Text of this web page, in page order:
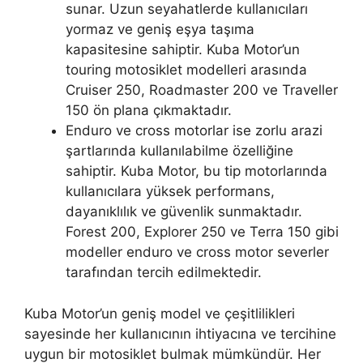
sunar. Uzun seyahatlerde kullanıcıları
yormaz ve geniş eşya taşıma
kapasitesine sahiptir. Kuba Motor’un
touring motosiklet modelleri arasında
Cruiser 250, Roadmaster 200 ve Traveller
150 ön plana çıkmaktadır.
Enduro ve cross motorlar ise zorlu arazi
şartlarında kullanılabilme özelliğine
sahiptir. Kuba Motor, bu tip motorlarında
kullanıcılara yüksek performans,
dayanıklılık ve güvenlik sunmaktadır.
Forest 200, Explorer 250 ve Terra 150 gibi
modeller enduro ve cross motor severler
tarafından tercih edilmektedir.
Kuba Motor’un geniş model ve çeşitlilikleri
sayesinde her kullanıcının ihtiyacına ve tercihine
uygun bir motosiklet bulmak mümkündür. Her